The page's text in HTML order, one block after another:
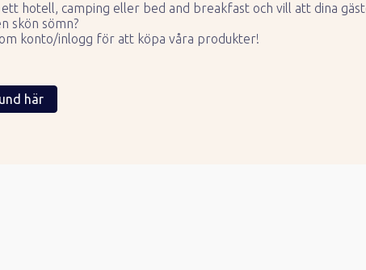
ett hotell, camping eller bed and breakfast och vill att dina
skön sömn?
konto/inlogg för att köpa våra produkter!
här